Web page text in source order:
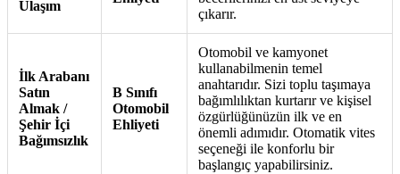
Ulaşım
çıkarır.
İlk Arabanı
Satın
Almak /
Şehir İçi
Bağımsızlık
B Sınıfı
Otomobil
Ehliyeti
Otomobil ve kamyonet
kullanabilmenin temel
anahtarıdır. Sizi toplu taşımaya
bağımlılıktan kurtarır ve kişisel
özgürlüğünüzün ilk ve en
önemli adımıdır. Otomatik vites
seçeneği ile konforlu bir
başlangıç yapabilirsiniz.